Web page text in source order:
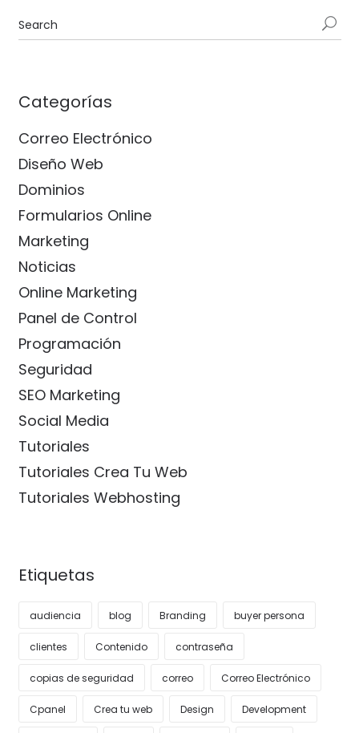
Categorías
Correo Electrónico
Diseño Web
Dominios
Formularios Online
Marketing
Noticias
Online Marketing
Panel de Control
Programación
Seguridad
SEO Marketing
Social Media
Tutoriales
Tutoriales Crea Tu Web
Tutoriales Webhosting
Etiquetas
audiencia blog Branding buyer persona
clientes Contenido contraseña
copias de seguridad correo Correo Electrónico
Cpanel Crea tu web Design Development